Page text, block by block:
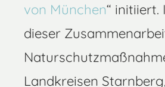
von München“ initiiert.
dieser
Landkreisen